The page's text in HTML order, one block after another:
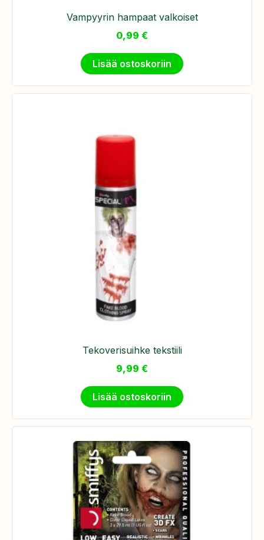
Vampyyrin hampaat valkoiset
0,99 €
Lisää ostoskoriin
Tekoverisuihke tekstiili
9,99 €
Lisää ostoskoriin